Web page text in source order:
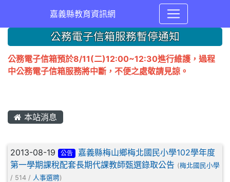
嘉義縣教育資訊網
公務電子信箱服務暫停通知
公務電子信箱預於8/11(二)12:00~12:30進行維護，過程
中公務電子信箱服務將中斷，不便之處敬請見諒。
本站消息
文章列表
2013-08-19 公告
嘉義縣梅山鄉梅北國民小學102學年度
第一學期課稅配套長期代課教師甄選錄取公告 (梅北國民小學
/ 514 / 人事選聘)